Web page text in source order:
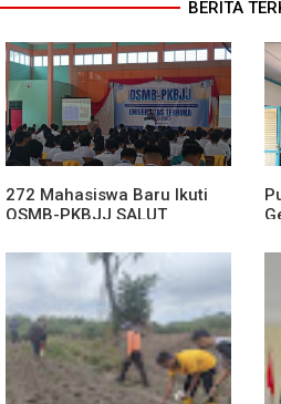
BERITA
272 Mahasiswa Baru Ikuti
OSMB-PKBJJ SALUT